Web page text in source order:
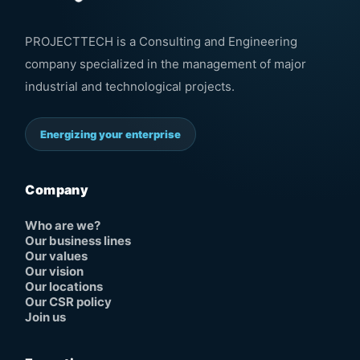
PROJECTTECH is a Consulting and Engineering
company specialized in the management of major
industrial and technological projects.
Energizing your enterprise
Company
Who are we?
Our business lines
Our values
Our vision
Our locations
Our CSR policy
Join us